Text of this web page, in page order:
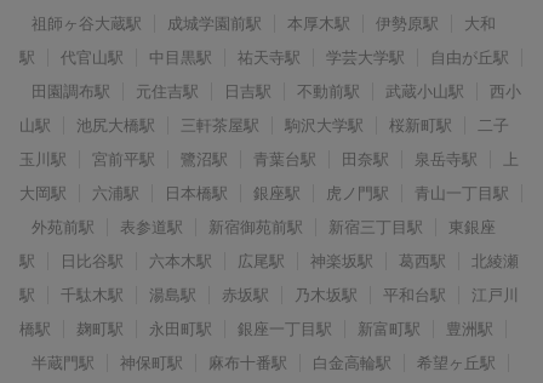
祖師ヶ谷大蔵駅
成城学園前駅 本厚木駅 伊勢原駅
大和
駅
代官山駅 中目黒駅 祐天寺駅 学芸大学駅
自由が丘駅
田園調布駅
元住吉駅 日吉駅 不動前駅 武蔵小山駅
西小
山駅
池尻大橋駅 三軒茶屋駅 駒沢大学駅 桜新町駅
二子
玉川駅
宮前平駅 鷺沼駅 青葉台駅 田奈駅 泉岳寺駅
上
大岡駅
六浦駅 日本橋駅 銀座駅 虎ノ門駅
青山一丁目駅
外苑前駅
表参道駅 新宿御苑前駅 新宿三丁目駅
東銀座
駅
日比谷駅 六本木駅 広尾駅 神楽坂駅 葛西駅
北綾瀬
駅
千駄木駅 湯島駅 赤坂駅 乃木坂駅 平和台駅
江戸川
橋駅
麹町駅 永田町駅 銀座一丁目駅 新富町駅
豊洲駅
半蔵門駅
神保町駅 麻布十番駅 白金高輪駅
希望ヶ丘駅